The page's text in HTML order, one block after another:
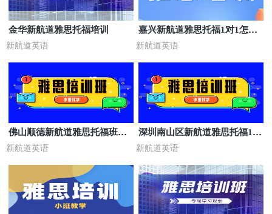
金华新航道雅思托福培训
新航道英语
嘉兴新航道雅思托福1对1怎么
样
新航道英语
佛山顺德新航道雅思托福班报
价
新航道英语
深圳南山区新航道雅思托福1对
1怎么样
新航道英语